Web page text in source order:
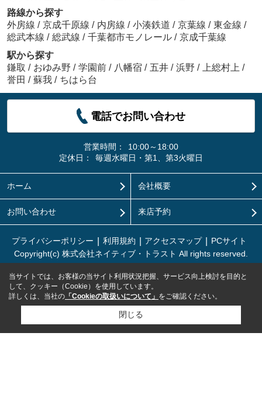
路線から探す
外房線 / 京成千原線 / 内房線 / 小湊鉄道 / 京葉線 / 東金線 /
総武本線 / 総武線 / 千葉都市モノレール / 京成千葉線
駅から探す
鎌取 / おゆみ野 / 学園前 / 八幡宿 / 五井 / 浜野 / 上総村上 /
誉田 / 蘇我 / ちはら台
電話でお問い合わせ
営業時間：
10:00～18:00
定休日：
毎週水曜日・第1、第3火曜日
ホーム 会社概要
お問い合わせ 来店予約
プライバシーポリシー 利用規約 アクセスマップ
PCサイト
Copyright(c) 株式会社ネイティブ・トラスト All rights reserved.
当サイトでは、お客様の当サイト利用状況把握、サービス向上検討を目的と
して、クッキー（Cookie）を使用しています。
詳しくは、当社の 「Cookieの取扱いについて」 をご確認ください。
閉じる